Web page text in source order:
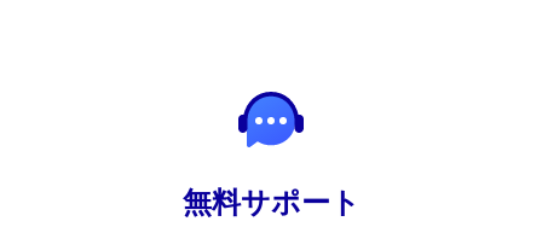
無料サポート